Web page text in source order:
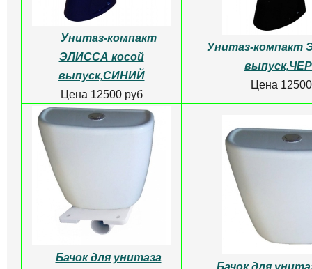
Унитаз-компакт АРГО
косой выпуск,ЗЕЛЕНЫЙ
Цена 12500 руб
Унитаз-компакт